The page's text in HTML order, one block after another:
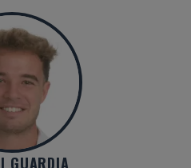
GUARDIA